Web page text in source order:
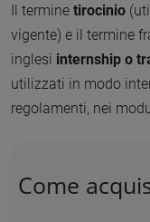
Il termine tirocinio
vigente) e il termine
inglesi internship o
utilizzati in modo
regolamenti, nei
Come